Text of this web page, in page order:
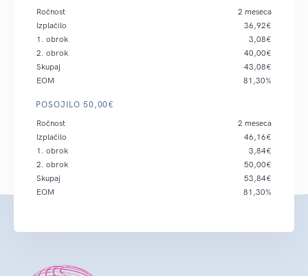
Ročnost
2 meseca
Izplačilo
36,92€
1. obrok
3,08€
2. obrok
40,00€
Skupaj
43,08€
EOM
81,30%
POSOJILO 50,00€
Ročnost
2 meseca
Izplačilo
46,16€
1. obrok
3,84€
2. obrok
50,00€
Skupaj
53,84€
EOM
81,30%